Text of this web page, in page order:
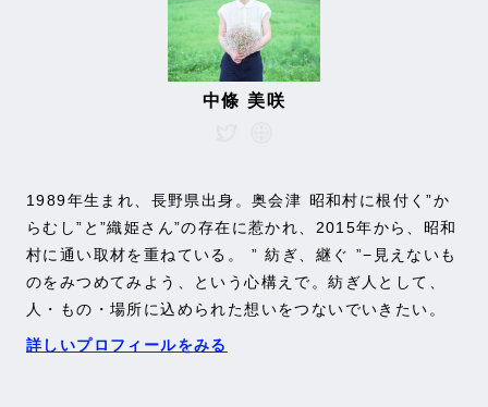
中條 美咲
1989年生まれ、長野県出身。奥会津 昭和村に根付く”か
らむし”と”織姫さん”の存在に惹かれ、2015年から、昭和
村に通い取材を重ねている。 ” 紡ぎ、継ぐ ”−見えないも
のをみつめてみよう、という心構えで。紡ぎ人として、
人・もの・場所に込められた想いをつないでいきたい。
詳しいプロフィールをみる